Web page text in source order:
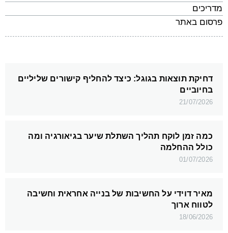
מדריכים
פרסום באתר
דחיקת תוצאות בגוגל: כיצד להחליף קישורים שליליים
בחיוביים
21/07/2026
כמה זמן לוקח תהליך השתלת שיער בגיאורגיה ומה
כולל ההחלמה
01/07/2026
מאיר דוידי על החשיבות של בנייה אחראית וחשיבה
לטווח ארוך
18/06/2026